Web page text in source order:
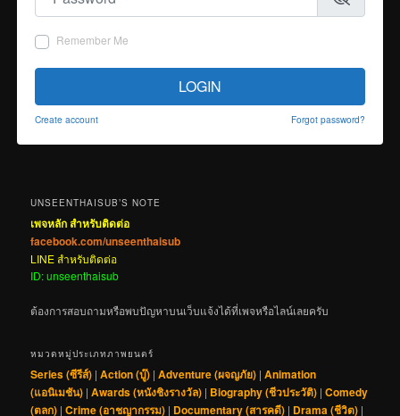
Remember Me
LOGIN
Create account Forgot password?
UNSEENTHAISUB’S NOTE
เพจหลัก สำหรับติดต่อ
facebook.com/unseenthaisub
LINE สำหรับติดต่อ
ID: unseenthaisub
ต้องการสอบถามหรือพบปัญหาบนเว็บแจ้งได้ที่เพจหรือไลน์เลยครับ
หมวดหมู่ประเภทภาพยนตร์
Series (ซีรีส์) |Action (บู๊) |Adventure (ผจญภัย) |Animation
(แอนิเมชัน) |Awards (หนังชิงรางวัล) | Biography (ชีวประวัติ) |Comedy
(ตลก) |Crime (อาชญากรรม) | Documentary (สารคดี) | Drama (ชีวิต) |